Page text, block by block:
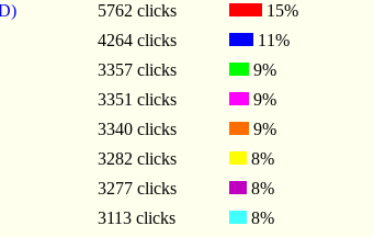
5762 clicks
15%
4264 clicks
11%
3357 clicks
9%
3351 clicks
9%
3340 clicks
9%
3282 clicks
8%
3277 clicks
8%
3113 clicks
8%